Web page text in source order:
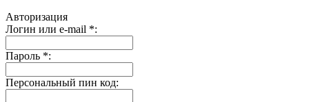
Авторизация
Логин или e-mail *:
Пароль *:
Персональный пин код: